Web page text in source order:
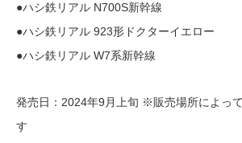
●ハシ鉄リアル N700S新幹線
●ハシ鉄リアル 923形ドクターイエロー
●ハシ鉄リアル W7系新幹線
発売日：2024年9月上旬 ※販売場所によっ
す